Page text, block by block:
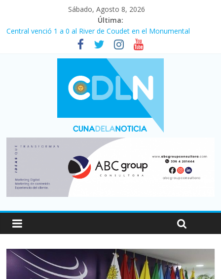
Sábado, Agosto 8, 2026
Última:
Central venció 1 a 0 al River de Coudet en el Monumental
La morosidad alcanzó su nivel más alto en dos décadas y ya
afecta a 400 mil deudores en Santa Fe
Desde que asumió Milei cerraron 41.000 kioscos: el sector
denuncia crisis como en 2001
Vacaciones de invierno con más movimiento y consumo
turístico: 4,6 millones de personas viajaron por el país, un 5,9%
Fuerte caída de la venta de autos usados en julio: bajó un 12,6%